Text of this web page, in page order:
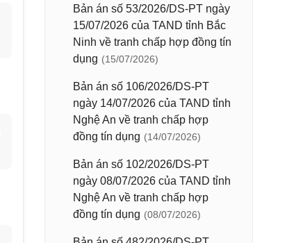
Bản án số 53/2026/DS-PT ngày
15/07/2026 của TAND tỉnh Bắc
Ninh về tranh chấp hợp đồng tín
dụng (15/07/2026)
Bản án số 106/2026/DS-PT
ngày 14/07/2026 của TAND tỉnh
Nghệ An về tranh chấp hợp
đồng tín dụng (14/07/2026)
Bản án số 102/2026/DS-PT
ngày 08/07/2026 của TAND tỉnh
Nghệ An về tranh chấp hợp
đồng tín dụng (08/07/2026)